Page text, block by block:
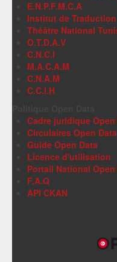
E.N.P.F.M.C.A
Institut de
Théâtre National
O.T.D.A.V
C.N.C.I
M.A.C.A.M
C.N.A.M
C.C.I.H
Cadre juridique Open
Circulaires Open Data
Guide Open Data
Licence d'utilisation
Portail National Open
F.A.Q
API CKAN